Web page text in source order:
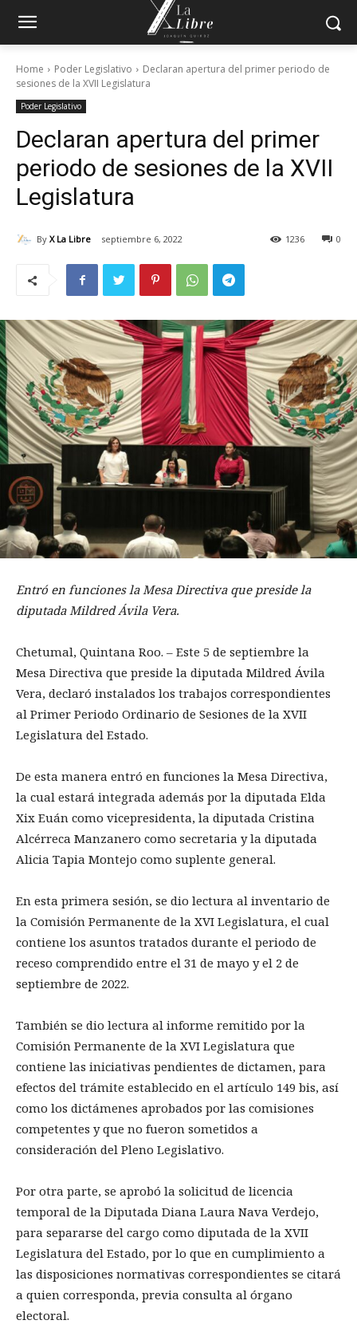
Home Poder Legislativo
Declaran apertura del primer periodo de
sesiones de la XVII Legislatura
Poder Legislativo
Declaran apertura del primer
periodo de sesiones de la XVII
Legislatura
By X La Libre septiembre 6, 2022 0
1236
Entró en funciones la Mesa Directiva que preside la
diputada Mildred Ávila Vera.
Chetumal, Quintana Roo. – Este 5 de septiembre la
Mesa Directiva que preside la diputada Mildred Ávila
Vera, declaró instalados los trabajos correspondientes
al Primer Periodo Ordinario de Sesiones de la XVII
Legislatura del Estado.
De esta manera entró en funciones la Mesa Directiva,
la cual estará integrada además por la diputada Elda
Xix Euán como vicepresidenta, la diputada Cristina
Alcérreca Manzanero como secretaria y la diputada
Alicia Tapia Montejo como suplente general.
En esta primera sesión, se dio lectura al inventario de
la Comisión Permanente de la XVI Legislatura, el cual
contiene los asuntos tratados durante el periodo de
receso comprendido entre el 31 de mayo y el 2 de
septiembre de 2022.
También se dio lectura al informe remitido por la
Comisión Permanente de la XVI Legislatura que
contiene las iniciativas pendientes de dictamen, para
efectos del trámite establecido en el artículo 149 bis, así
como los dictámenes aprobados por las comisiones
competentes y que no fueron sometidos a
consideración del Pleno Legislativo.
Por otra parte, se aprobó la solicitud de licencia
temporal de la Diputada Diana Laura Nava Verdejo,
para separarse del cargo como diputada de la XVII
Legislatura del Estado, por lo que en cumplimiento a
las disposiciones normativas correspondientes se citará
a quien corresponda, previa consulta al órgano
electoral.